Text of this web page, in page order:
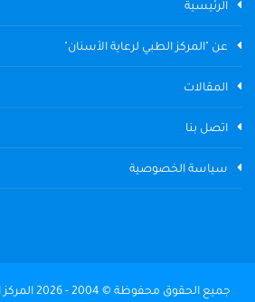
الرئيسية
عن "المركز الطبي لرعاية الأسنان"
المقالات
اتصل بنا
سياسة الخصوصية